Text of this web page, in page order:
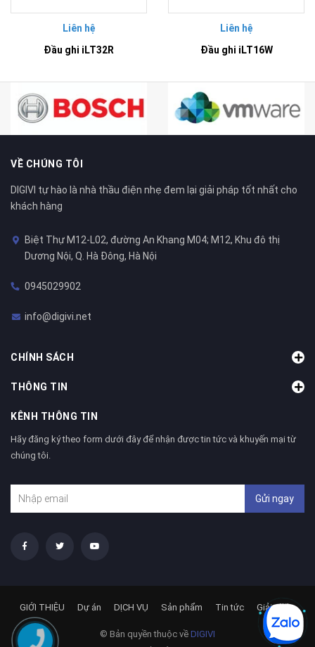
Liên hệ
Đầu ghi iLT32R
Liên hệ
Đầu ghi iLT16W
VỀ CHÚNG TÔI
DIGIVI tự hào là nhà thầu điện nhẹ đem lại giải pháp tốt nhất cho
khách hàng
Biệt Thự M12-L02, đường An Khang M04; M12, Khu đô thị
Dương Nội, Q. Hà Đông, Hà Nội
0945029902
info@digivi.net
CHÍNH SÁCH
THÔNG TIN
KÊNH THÔNG TIN
Hãy đăng ký theo form dưới đây để nhận được tin tức và khuyến mại từ
chúng tôi.
Gửi ngay
© Bản quyền thuộc về DIGIVI
GIỚI THIỆU Dự án DỊCH VỤ Sản phẩm Tin tức Giải pháp